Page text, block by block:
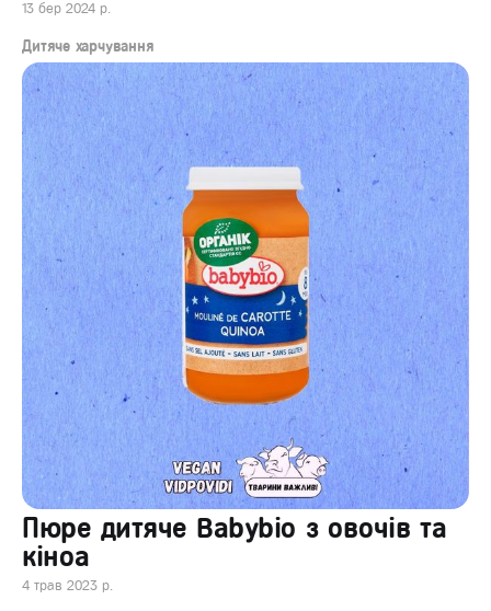
13 бер 2024 р.
Дитяче харчування
Пюре дитяче Babybio з овочів та
кіноа
4 трав 2023 р.